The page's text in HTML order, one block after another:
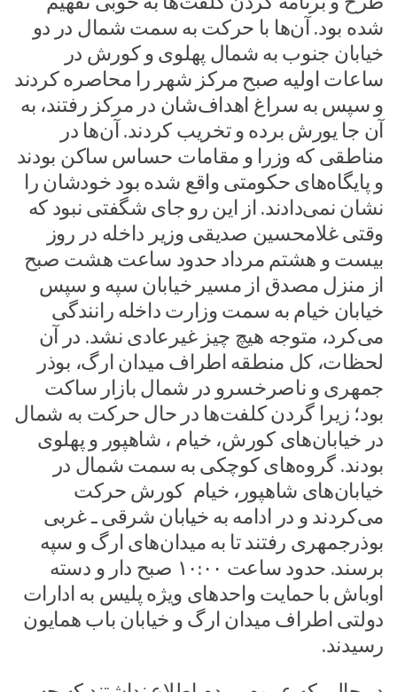
شده بود. آن‌ها با حرکت به سمت شمال در دو
خیابان جنوب به شمال پهلوی و کورش در
ساعات اولیه صبح مرکز شهر را محاصره کردند
و سپس به سراغ اهداف‌شان در مرکز رفتند، به
آن جا یورش برده و تخریب کردند. آن‌ها در
مناطقی که وزرا و مقامات حساس ساکن بودند
و پایگاه‌های حکومتی واقع شده بود خودشان را
نشان نمی‌دادند. از این رو جای شگفتی نبود که
وقتی غلامحسین صدیقی وزیر داخله در روز
بیست و هشتم مرداد حدود ساعت هشت صبح
از منزل مصدق از مسیر خیابان سپه و سپس
خیابان خیام به سمت وزارت داخله رانندگی
می‌کرد، متوجه هیچ چیز غیرعادی نشد. در آن
لحظات، کل منطقه اطراف میدان ارگ، بوذر
جمهری و ناصرخسرو در شمال بازار ساکت
بود؛ زیرا گردن کلفت‌ها در حال حرکت به شمال
در خیابان‌های کورش، خیام ، شاهپور و پهلوی
بودند. گروه‌های کوچکی به سمت شمال در
خیابان‌های شاهپور، خیام کورش حرکت
می‌کردند و در ادامه به خیابان شرقی ـ‌ غربی
بوذرجمهری رفتند تا به میدان‌های ارگ و سپه
برسند. حدود ساعت ۱۰:۰۰ صبح دار و دسته
اوباش با حمایت واحدهای ویژه پلیس به ادارات
دولتی اطراف میدان ارگ و خیابان باب همایون
رسیدند.